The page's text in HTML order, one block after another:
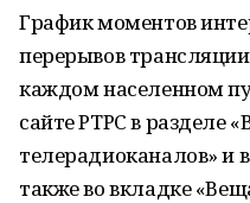
График моментов
перерывов
каждом населенном
сайте РТРС в разделе
телерадиоканалов» и
также во вкладке